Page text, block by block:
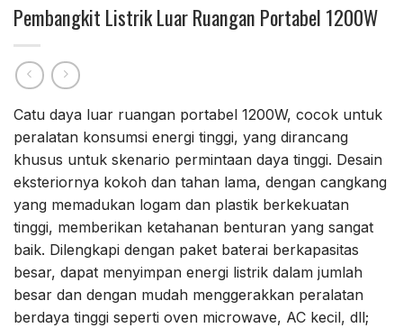
Pembangkit Listrik Luar Ruangan Portabel 1200W
Catu daya luar ruangan portabel 1200W, cocok untuk
peralatan konsumsi energi tinggi, yang dirancang
khusus untuk skenario permintaan daya tinggi. Desain
eksteriornya kokoh dan tahan lama, dengan cangkang
yang memadukan logam dan plastik berkekuatan
tinggi, memberikan ketahanan benturan yang sangat
baik. Dilengkapi dengan paket baterai berkapasitas
besar, dapat menyimpan energi listrik dalam jumlah
besar dan dengan mudah menggerakkan peralatan
berdaya tinggi seperti oven microwave, AC kecil, dll;